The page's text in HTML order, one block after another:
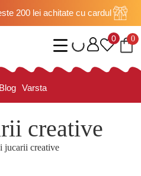
200 lei achitate cu cardul
0 0
Blog Varsta
creative
jucarii creative